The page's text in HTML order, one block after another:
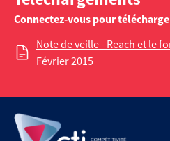
Connectez-vous pour
Note de veille - Reach et le
Février 2015